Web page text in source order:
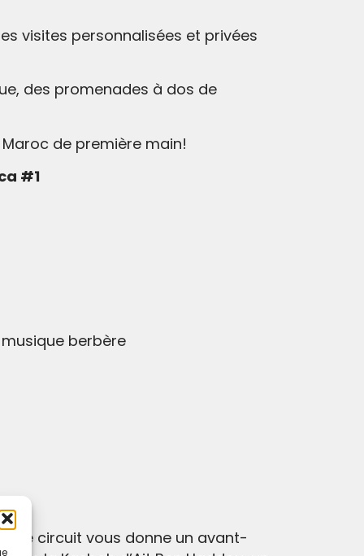
visites personnalisées et privées
des promenades à dos de
de première main!
#1
berbère
ce circuit vous donne un avant-